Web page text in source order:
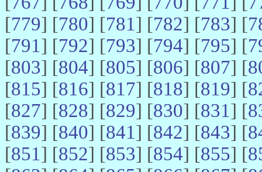
[779] [780] [781] [782] [783] [
[791] [792] [793] [794] [795] [
[803] [804] [805] [806] [807] [
[815] [816] [817] [818] [819] [
[827] [828] [829] [830] [831] [
[839] [840] [841] [842] [843] [
[851] [852] [853] [854] [855] [